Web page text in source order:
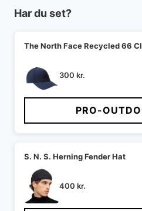
Har du set?
The North Face Recycled 66
300 kr.
PRO-
S. N. S. Herning Fender Hat
400 kr.